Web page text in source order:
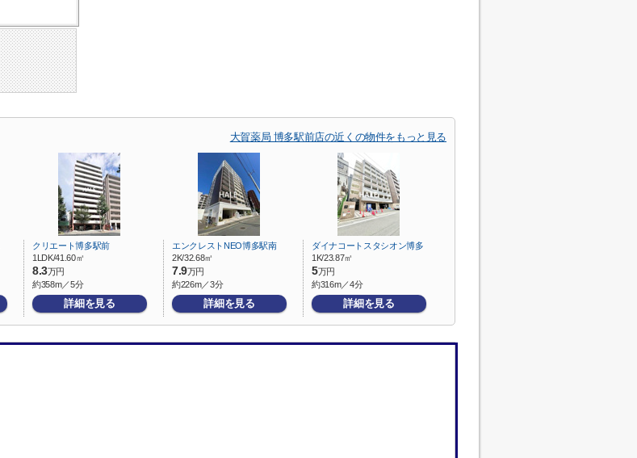
大賀薬局 博多駅前店の近くの物件をもっと見る
クリエート博多駅前
1LDK/41.60㎡
8.3万円
約358m／5分
詳細を見る
エンクレストNEO博多駅南
2K/32.68㎡
7.9万円
約226m／3分
詳細を見る
ダイナコートスタシオン博多
1K/23.87㎡
5万円
約316m／4分
詳細を見る